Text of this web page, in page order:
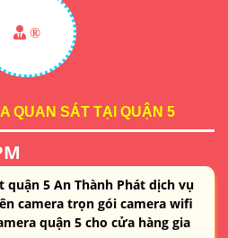
®️
QUAN SÁT TẠI QUẬN 5
quận 5 An Thành Phát dịch vụ
camera trọn gói camera wifi
quận 5 cho cửa hàng gia